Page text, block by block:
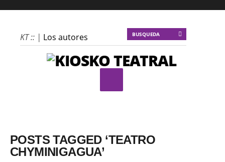
KT :: | Los autores
materiales
Dulce tentación
cordura
KT :: |Soma
POSTS TAGGED ‘TEATRO
CHYMINIGAGUA’